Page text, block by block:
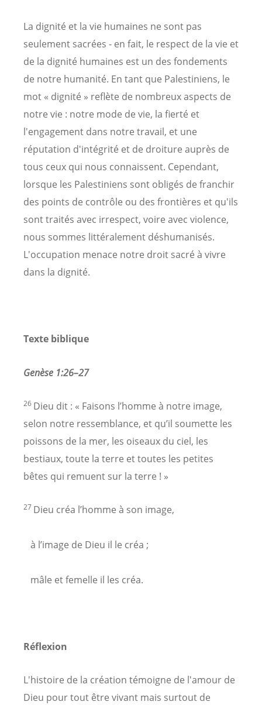
La dignité et la vie humaines ne sont pas
seulement sacrées - en fait, le respect de la vie et
de la dignité humaines est un des fondements
de notre humanité. En tant que Palestiniens, le
mot « dignité » reflète de nombreux aspects de
notre vie : notre mode de vie, la fierté et
l'engagement dans notre travail, et une
réputation d'intégrité et de droiture auprès de
tous ceux qui nous connaissent. Cependant,
lorsque les Palestiniens sont obligés de franchir
des points de contrôle ou des frontières et qu'ils
sont traités avec irrespect, voire avec violence,
nous sommes littéralement déshumanisés.
L'occupation menace notre droit sacré à vivre
dans la dignité.
Texte biblique
Genèse 1:26–27
26 Dieu dit : « Faisons l’homme à notre image,
selon notre ressemblance, et qu’il soumette les
poissons de la mer, les oiseaux du ciel, les
bestiaux, toute la terre et toutes les petites
bêtes qui remuent sur la terre ! »
27 Dieu créa l’homme à son image,
à l’image de Dieu il le créa ;
mâle et femelle il les créa.
Réflexion
L'histoire de la création témoigne de l'amour de
Dieu pour tout être vivant mais surtout de